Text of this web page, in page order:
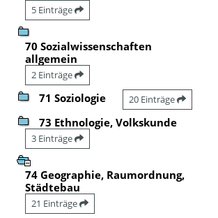
5 Einträge
70 Sozialwissenschaften
allgemein
2 Einträge
71 Soziologie 20 Einträge
73 Ethnologie, Volkskunde
3 Einträge
74 Geographie, Raumordnung,
Städtebau
21 Einträge